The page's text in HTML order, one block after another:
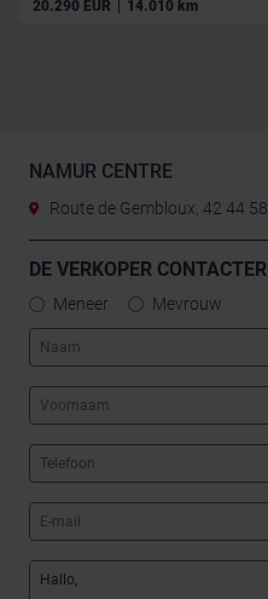
20.290 EUR | 14.010 km
NAMUR CENTRE
Route de Gembloux, 42 44
DE VERKOPER
Meneer Mevrouw